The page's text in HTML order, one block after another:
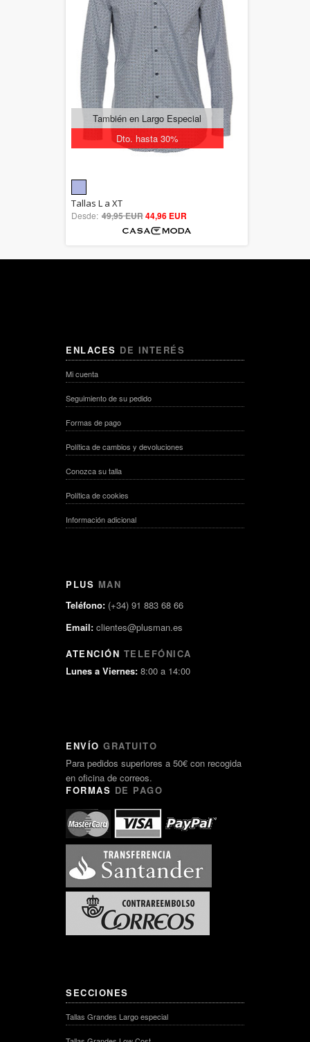
Descuento 50%
Dto. hasta 30%
También en Largo Especial
out of 5
Tallas L a XT
Desde: 49,95 EUR44,96 EUR
ENLACES DE INTERÉS
Mi cuenta
Seguimiento de su pedido
Formas de pago
Política de cambios y devoluciones
Conozca su talla
Política de cookies
Información adicional
PLUS MAN
Teléfono: (+34) 91 883 68 66
Email: clientes@plusman.es
ATENCIÓN TELEFÓNICA
Lunes a Viernes: 8:00 a 14:00
ENVÍO GRATUITO
Para pedidos superiores a 50€ con recogida
en oficina de correos.
FORMAS DE PAGO
SECCIONES
Tallas Grandes Largo especial